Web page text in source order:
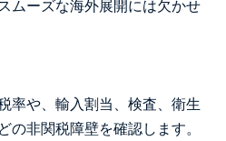
ムーズな海外展開には欠かせ
率や、輸入割当、検査、衛生
の非関税障壁を確認します。